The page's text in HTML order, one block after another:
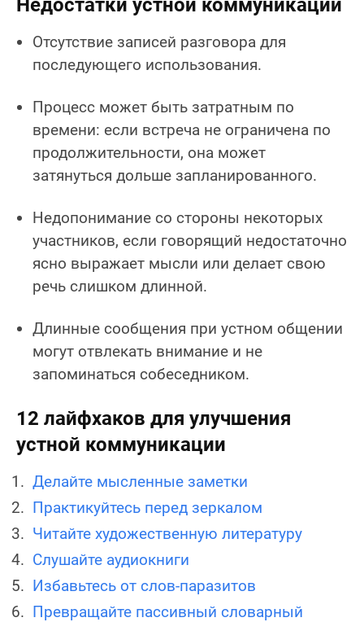
Отсутствие записей разговора для
последующего использования.
Процесс может быть затратным по
времени: если встреча не ограничена по
продолжительности, она может
затянуться дольше запланированного.
Недопонимание со стороны некоторых
участников, если говорящий недостаточно
ясно выражает мысли или делает свою
речь слишком длинной.
Длинные сообщения при устном общении
могут отвлекать внимание и не
запоминаться собеседником.
12 лайфхаков для улучшения
устной коммуникации
Делайте мысленные заметки
Практикуйтесь перед зеркалом
Читайте художественную литературу
Слушайте аудиокниги
Избавьтесь от слов-паразитов
Превращайте пассивный словарный